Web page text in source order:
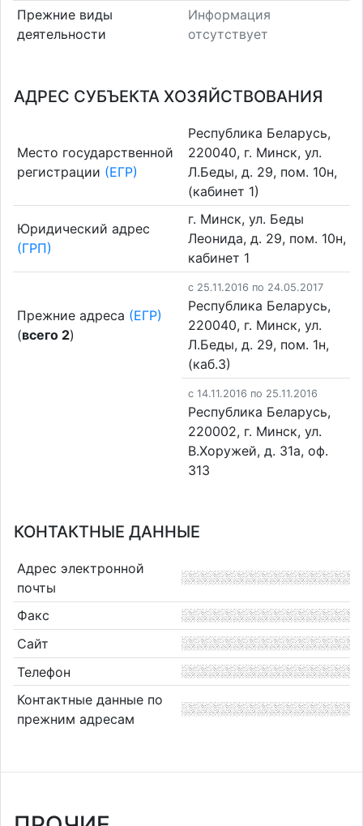
Прежние виды
деятельности
Информация
отсутствует
АДРЕС СУБЪЕКТА ХОЗЯЙСТВОВАНИЯ
Место государственной
регистрации (ЕГР)
Республика Беларусь,
220040, г. Минск, ул.
Л.Беды, д. 29, пом. 10н,
(кабинет 1)
Юридический адрес
(ГРП)
г. Минск, ул. Беды
Леонида, д. 29, пом. 10н,
кабинет 1
Прежние адреса (ЕГР)
(всего 2)
c 25.11.2016 по 24.05.2017
Республика Беларусь,
220040, г. Минск, ул.
Л.Беды, д. 29, пом. 1н,
(каб.3)
c 14.11.2016 по 25.11.2016
Республика Беларусь,
220002, г. Минск, ул.
В.Хоружей, д. 31а, оф.
313
КОНТАКТНЫЕ ДАННЫЕ
Адрес электронной
почты
Факс
Сайт
Телефон
Контактные данные по
прежним адресам